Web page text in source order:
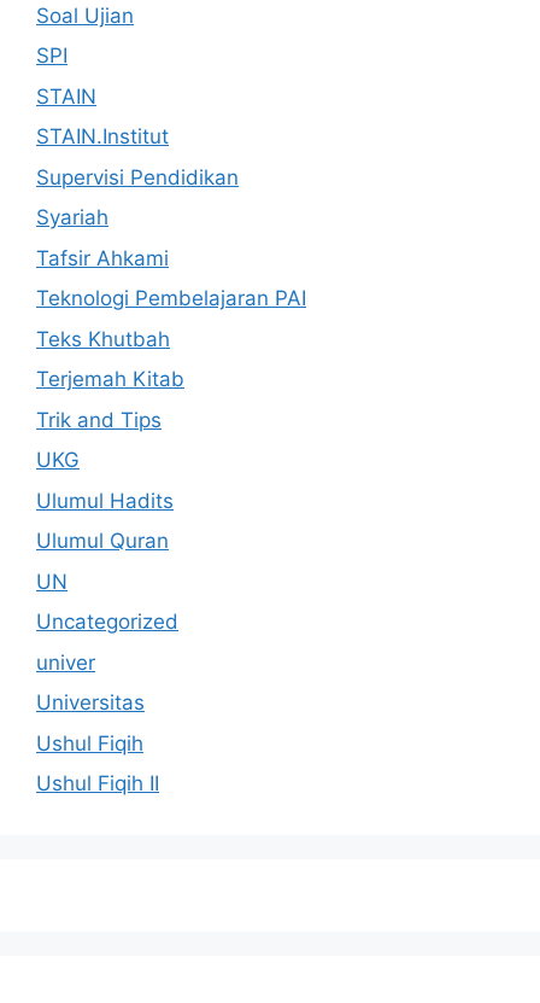
Soal Ujian
SPI
STAIN
STAIN.Institut
Supervisi Pendidikan
Syariah
Tafsir Ahkami
Teknologi Pembelajaran PAI
Teks Khutbah
Terjemah Kitab
Trik and Tips
UKG
Ulumul Hadits
Ulumul Quran
UN
Uncategorized
univer
Universitas
Ushul Fiqih
Ushul Fiqih II